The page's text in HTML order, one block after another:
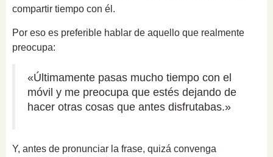
compartir tiempo con él.
Por eso es preferible hablar de aquello que realmente
preocupa:
«Últimamente pasas mucho tiempo con el
móvil y me preocupa que estés dejando de
hacer otras cosas que antes disfrutabas.»
Y, antes de pronunciar la frase, quizá convenga